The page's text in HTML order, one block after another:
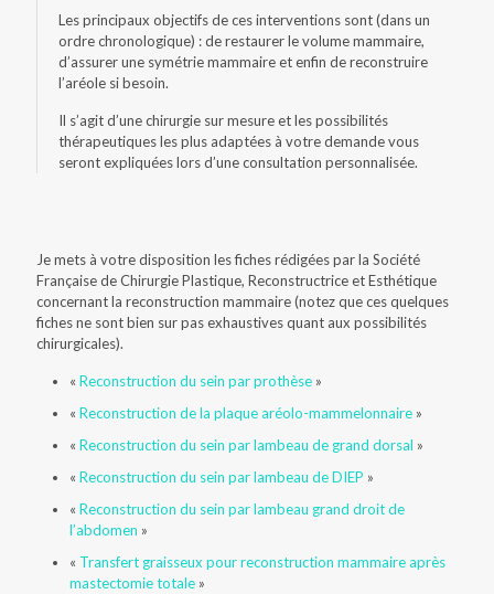
Les principaux objectifs de ces interventions sont (dans un
ordre chronologique) : de restaurer le volume mammaire,
d’assurer une symétrie mammaire et enfin de reconstruire
l’aréole si besoin.
Il s’agit d’une chirurgie sur mesure et les possibilités
thérapeutiques les plus adaptées à votre demande vous
seront expliquées lors d’une consultation personnalisée.
Je mets à votre disposition les fiches rédigées par la Société
Française de Chirurgie Plastique, Reconstructrice et Esthétique
concernant la reconstruction mammaire (notez que ces quelques
fiches ne sont bien sur pas exhaustives quant aux possibilités
chirurgicales).
« Reconstruction du sein par prothèse »
« Reconstruction de la plaque aréolo-mammelonnaire »
« Reconstruction du sein par lambeau de grand dorsal »
« Reconstruction du sein par lambeau de DIEP »
« Reconstruction du sein par lambeau grand droit de
l’abdomen »
« Transfert graisseux pour reconstruction mammaire après
mastectomie totale »